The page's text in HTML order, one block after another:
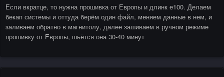
Если вкратце, то нужна прошивка от Европы и длинк е100. Делаем
бекап системы и оттуда берём один файл, меняем данные в нем, и
заливаем обратно в магнитолу, далее зашиваем в ручном режиме
прошивку от Европы, шьётся она 30-40 минут